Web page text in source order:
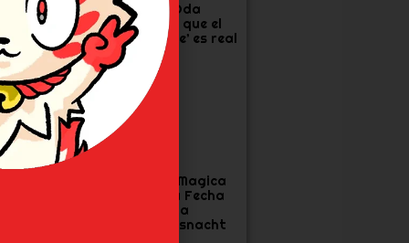
Studio Khara
lanza corto por
30 años de
Eiichiro Oda
confirma que el
‘One Piece’ es real
Madoka Magica
Confirma Fecha
Final para
Walpurgisnacht